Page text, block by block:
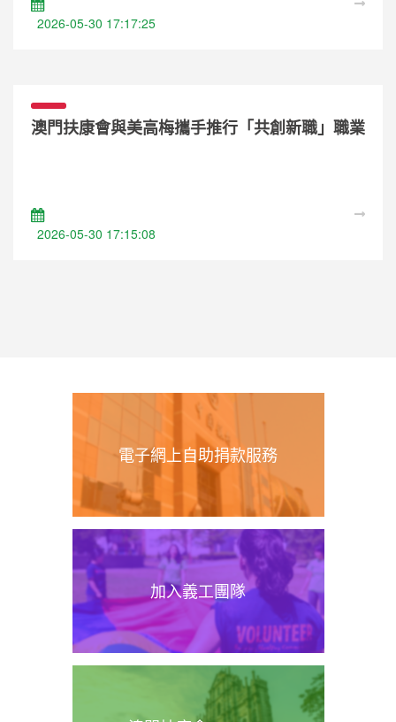
2026-05-30 17:17:25
澳門扶康會與美高梅攜手推行「共創新職」職業
2026-05-30 17:15:08
電子網上自助捐款服務
加入義工團隊